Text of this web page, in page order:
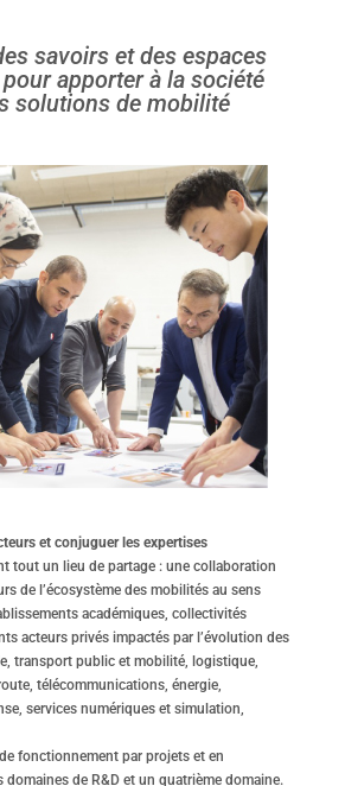
savoirs et des espaces
apporter à la société
solutions de mobilité
et conjuguer les expertises
tout un lieu de partage : une collaboration
de l’écosystème des mobilités au sens
académiques, collectivités
acteurs privés impactés par l’évolution des
transport public et mobilité, logistique,
télécommunications, énergie,
services numériques et simulation,
fonctionnement par projets et en
domaines de R&D et un quatrième domaine.